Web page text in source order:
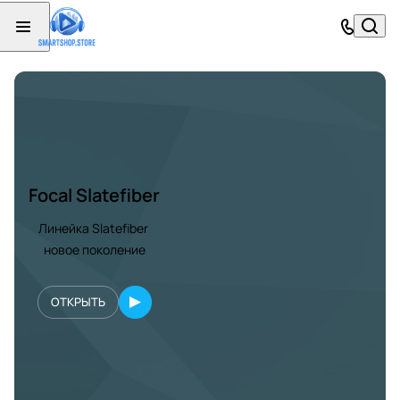
Focal Slatefiber
Линейка Slatefiber
новое поколение
ОТКРЫТЬ